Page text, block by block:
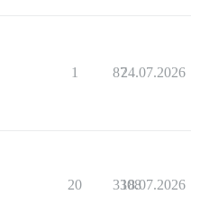
1 8724.07.2026
20 3308
18.07.2026